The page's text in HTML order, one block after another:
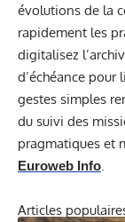
évolutions de la
rapidement les
digitalisez
d’échéance pour
gestes simples
du suivi des
pragmatiques et
Euroweb Info.
Articles